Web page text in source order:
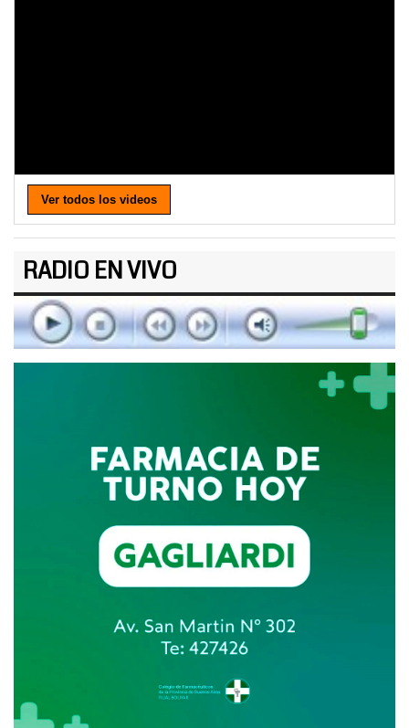
Ver todos los videos
RADIO EN VIVO